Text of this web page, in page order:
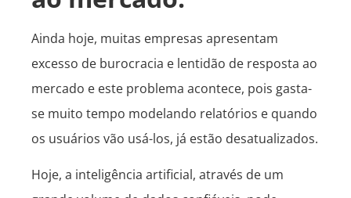
Ainda hoje, muitas empresas apresentam
excesso de burocracia e lentidão de resposta ao
mercado e este problema acontece, pois gasta-
se muito tempo modelando relatórios e quando
os usuários vão usá-los, já estão desatualizados.
Hoje, a inteligência artificial, através de um